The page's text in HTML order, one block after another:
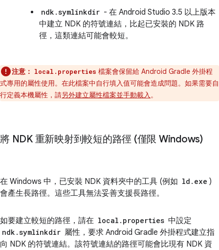
ndk.symlinkdir - 在 Android Studio 3.5 以上版本
中建立 NDK 的符號連結，比起已安裝的 NDK 路
徑，這類連結可能會較短。
注意： local.properties 檔案會保留給 Android Gradle 外掛程
式專用的屬性使用。在此檔案中自行填入值可能會造成問題。如果需要自
行定義本機屬性，請另外建立屬性檔案並手動載入。
將 NDK 重新映射到較短的路徑 (僅限 Windows)
在 Windows 中，已安裝 NDK 資料夾中的工具 (例如 ld.exe )
會產生長路徑。這些工具無法妥善支援長路徑。
如要建立較短的路徑，請在 local.properties 中設定
ndk.symlinkdir 屬性，要求 Android Gradle 外掛程式建立指
向 NDK 的符號連結。該符號連結的路徑可能會比現有 NDK 資